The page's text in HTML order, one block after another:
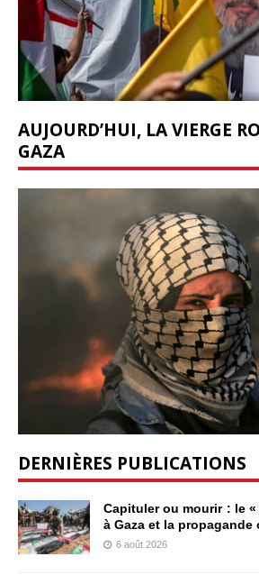
AUJOURD’HUI, LA VIERGE
GAZA
DERNIÈRES PUBLICATIONS
Capituler ou mourir : le
à Gaza et la propagande
6 août 2026